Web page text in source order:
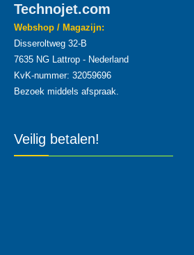
Technojet.com
Webshop / Magazijn:
Disseroltweg 32-B
7635 NG Lattrop - Nederland
KvK-nummer: 32059696
Bezoek middels afspraak.
Veilig betalen!